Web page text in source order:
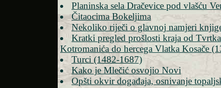
Planinska sela Dračevice pod vlašću
Čitaocima Bokeljima
Nekoliko riječi o glavnoj namjeri
Kratki pregled prošlosti kraja od
Kotromanića do hercega Vlatka Kosače
Turci (1482-1687)
Kako je Mlečić osvojio Novi
Opšti okvir događaja, osnivanje